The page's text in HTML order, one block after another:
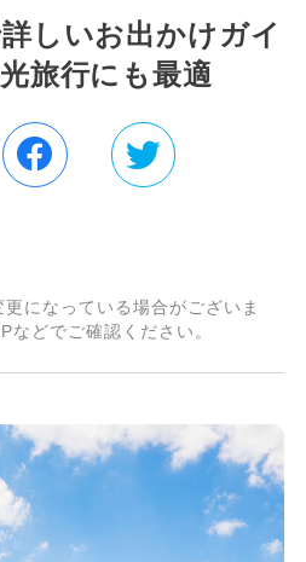
しいお出かけガイ
旅行にも最適
になっている場合がございま
などでご確認ください。